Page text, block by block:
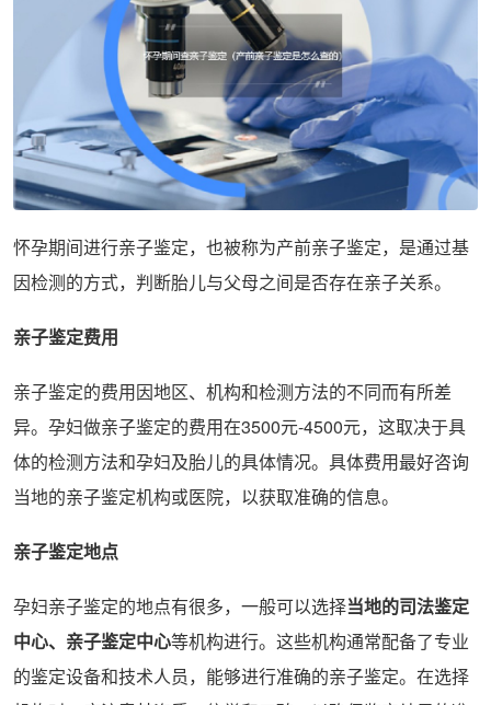
怀孕期间进行亲子鉴定，也被称为产前亲子鉴定，是通过基
因检测的方式，判断胎儿与父母之间是否存在亲子关系。
亲子鉴定费用
亲子鉴定的费用因地区、机构和检测方法的不同而有所差
异。孕妇做亲子鉴定的费用在3500元-4500元，这取决于具
体的检测方法和孕妇及胎儿的具体情况。具体费用最好咨询
当地的亲子鉴定机构或医院，以获取准确的信息。
亲子鉴定地点
孕妇亲子鉴定的地点有很多，一般可以选择当地的司法鉴定
中心、亲子鉴定中心等机构进行。这些机构通常配备了专业
的鉴定设备和技术人员，能够进行准确的亲子鉴定。在选择